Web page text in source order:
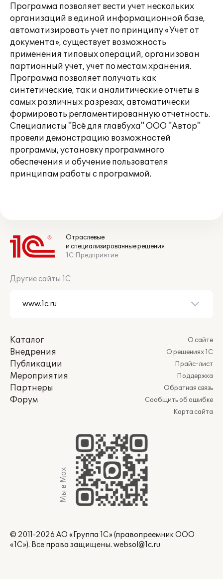
Программа позволяет вести учет нескольких
организаций в единой информационной базе,
автоматизировать учет по принципу «Учет от
документа», существует возможность
применения типовых операций, организован
партионный учет, учет по местам хранения.
Программа позволяет получать как
синтетические, так и аналитические отчеты в
самых различных разрезах, автоматически
формировать регламентированную отчетность.
Специалисты "Всё для главбуха" ООО "Автор"
провели демонстрацию возможностей
программы, установку программного
обеспечения и обучение пользователя
принципам работы с программой.
Отраслевые
и специализированные решения
1С:Предприятие
Другие сайты 1С
Каталог
Внедрения
Публикации
Мероприятия
Партнеры
Форум
О сайте
О решениях 1С
Прайс-лист
Поддержка
Обратная связь
Сообщить об ошибке
Карта сайта
Мы в Max
© 2011-2026 АО «Группа 1С» (правопреемник ООО
«1С»). Все права защищены. websol@1c.ru